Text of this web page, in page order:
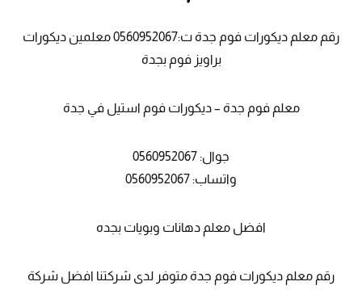
رقم معلم ديكورات فوم جدة ت:0560952067 معلمين ديكورات
براويز فوم بجدة
معلم فوم جدة – ديكورات فوم استيل في جدة
جوال: 0560952067
واتساب: 0560952067
افضل معلم دهانات وبويات بجده
رقم معلم ديكورات فوم جدة متوفر لدى شركتنا افضل شركة